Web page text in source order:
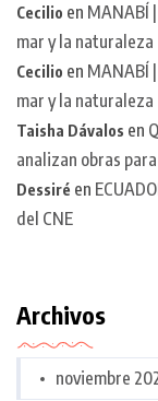
Cecilio en MANABÍ
mar y la naturaleza
Cecilio en MANABÍ
mar y la naturaleza
Taisha Dávalos en
analizan obras
Dessiré en
del CNE
Archivos
noviembre